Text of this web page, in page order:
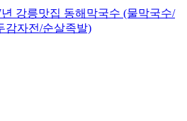
강릉맛집 동해막국수 (물막국수/
감자전/순살족발)